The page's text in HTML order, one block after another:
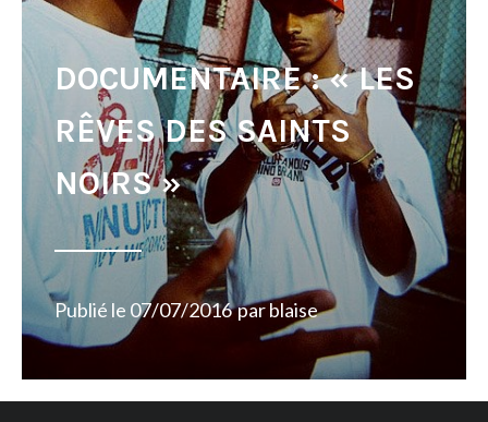
DOCUMENTAIRE : « LES
RÊVES DES SAINTS
NOIRS »
Publié le 07/07/2016 parblaise